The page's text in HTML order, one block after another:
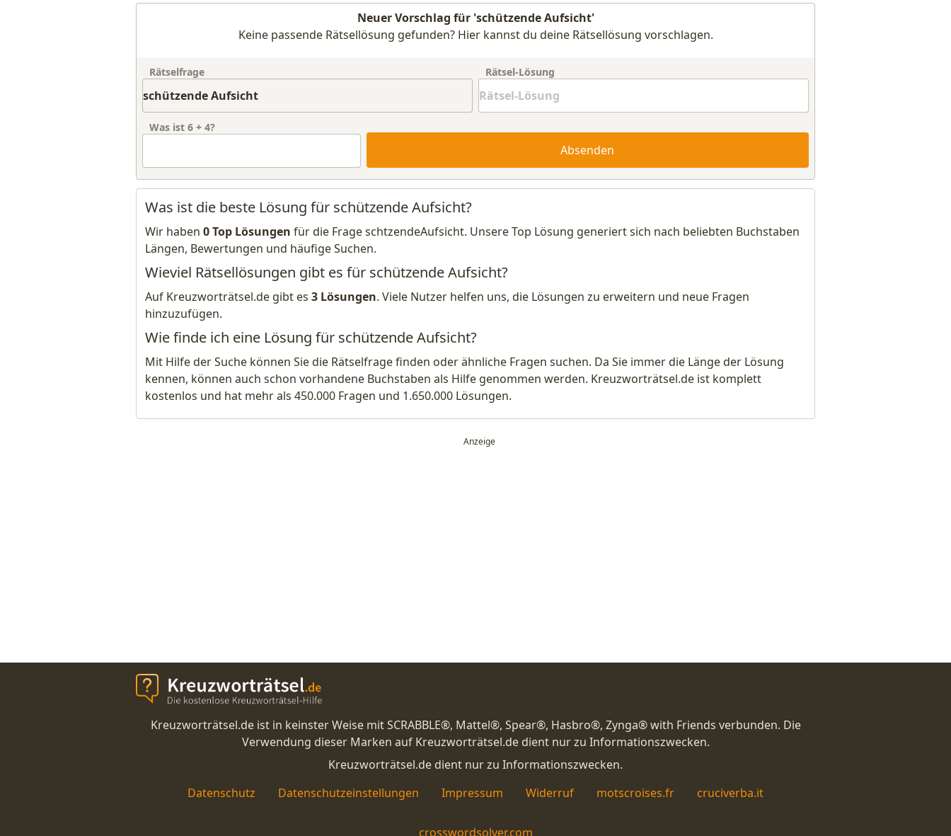
Neuer Vorschlag für 'schützende Aufsicht'
Keine passende Rätsellösung gefunden? Hier kannst du deine Rätsellösung vorschlagen.
Rätselfrage Rätsel-Lösung
Was ist 6 + 4?
Absenden
Was ist die beste Lösung für schützende Aufsicht?
Wir haben 0 Top Lösungen für die Frage schtzendeAufsicht. Unsere Top Lösung generiert sich nach beliebten Buchstaben
Längen, Bewertungen und häufige Suchen.
Wieviel Rätsellösungen gibt es für schützende Aufsicht?
Auf Kreuzworträtsel.de gibt es 3 Lösungen. Viele Nutzer helfen uns, die Lösungen zu erweitern und neue Fragen
hinzuzufügen.
Wie finde ich eine Lösung für schützende Aufsicht?
Mit Hilfe der Suche können Sie die Rätselfrage finden oder ähnliche Fragen suchen. Da Sie immer die Länge der Lösung
kennen, können auch schon vorhandene Buchstaben als Hilfe genommen werden. Kreuzworträtsel.de ist komplett
kostenlos und hat mehr als 450.000 Fragen und 1.650.000 Lösungen.
Kreuzworträtsel.de ist in keinster Weise mit SCRABBLE®, Mattel®, Spear®, Hasbro®, Zynga® with Friends verbunden. Die
Verwendung dieser Marken auf Kreuzworträtsel.de dient nur zu Informationszwecken.
Kreuzworträtsel.de dient nur zu Informationszwecken.
Datenschutz
Datenschutzeinstellungen Impressum Widerruf motscroises.fr cruciverba.it
crosswordsolver.com